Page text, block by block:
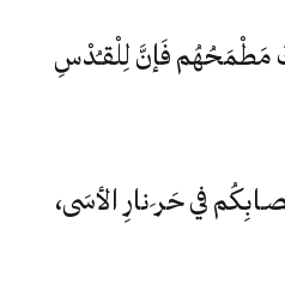
مَطْمَحُهُم فَإنَّ لِلْقـُدْسِ
في حَر ِنارِ الأسَى،